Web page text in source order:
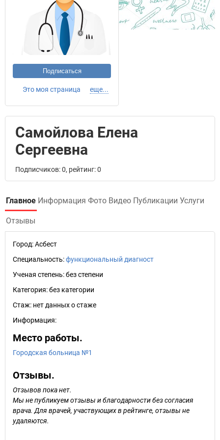
Подписаться
Это моя страница еще...
Самойлова Елена
Сергеевна
Подписчиков: 0, рейтинг: 0
Главное Информация Фото Видео Публикации Услуги
Отзывы
Город:Асбест
Специальность:функциональный диагност
Ученая степень:без степени
Категория:без категории
Стаж: нет данных о стаже
Информация:
Место работы.
Городская больница №1
Отзывы.
Отзывов пока нет.
Мы не публикуем отзывы и благодарности без согласия
врача. Для врачей, участвующих в рейтинге, отзывы не
удаляются.